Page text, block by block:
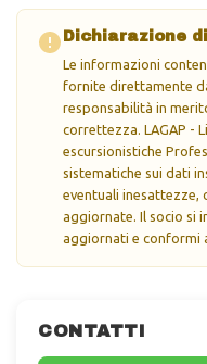
CONTATTI
Dichiarazione
Le informazioni
fornite direttamente
responsabilità in
correttezza. LAGAP -
escursionistiche
sistematiche sui dati
eventuali inesattezze,
aggiornate. Il socio si
aggiornati e conformi